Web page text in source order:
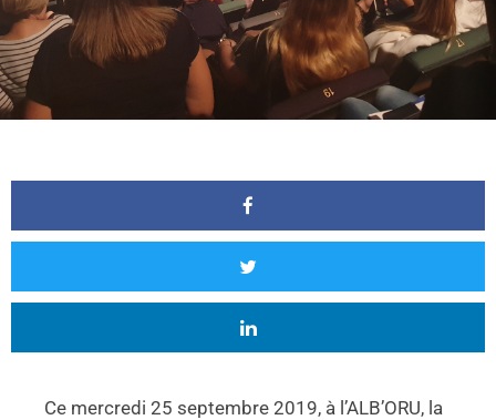
Ce mercredi 25 septembre 2019, à l’ALB’ORU, la